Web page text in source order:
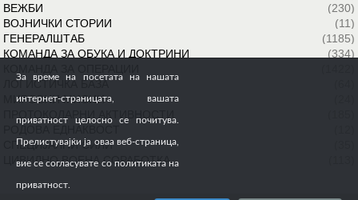
ВЕЖБИ
(230)
ВОЈНИЧКИ СТОРИИ
(11)
ГЕНЕРАЛШТАБ
(1185)
КОМАНДА ЗА ОБУКА И ДОКТРИНИ
(334)
ЛОГИСТИЧКА БАЗА
МИРОВНИ МИСИИ
СПЕЦИЈАЛНИ СИЛИ
ЦИВИЛНО ВОЕНА СОРАБОТКА
За време на посетата на нашата
интернет-страницата, вашата
приватност целосно се почитува.
Прелистувајќи ја оваа веб-страница,
вие се согласувате со политиката на
приватност.